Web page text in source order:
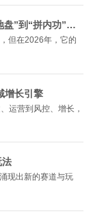
2026 O2O融合新风向：从“抢地盘”到“拼内功”，谁在领跑？
但在2026年，它的
增长引擎
运营到风控、增长，
法
现出新的赛道与玩